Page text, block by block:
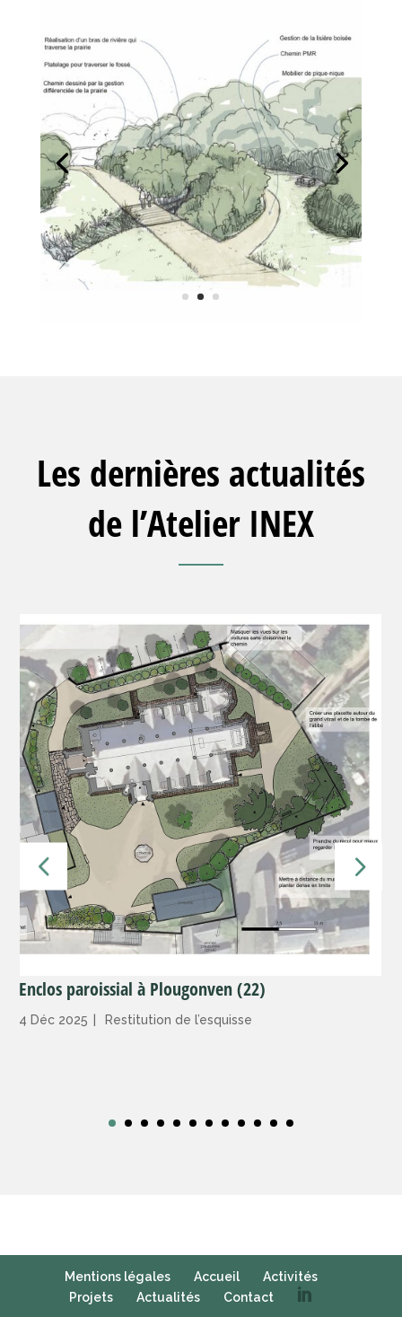
Les dernières actualités
de l’Atelier INEX
Enclos paroissial à Plougonven (22)
4 Déc 2025 Restitution de l’esquisse
Mentions légales Accueil
Activités
Projets
Actualités Contact